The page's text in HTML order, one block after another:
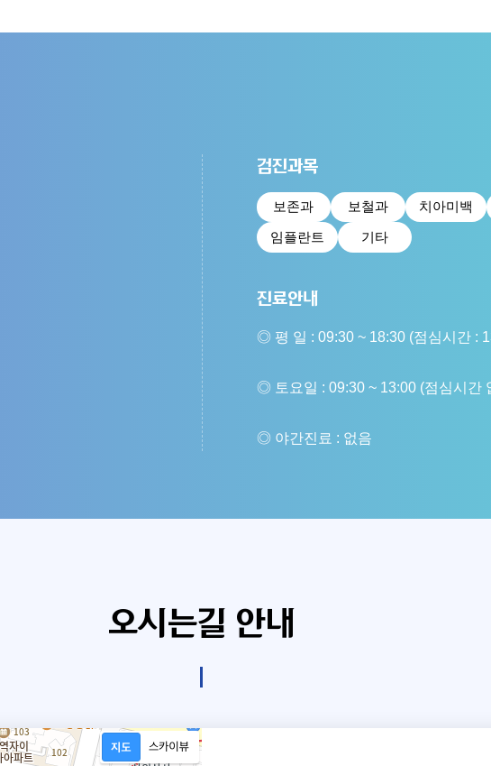
검진과목
보존과 보철과 치아미백
임플란트
기타
진료안내
◎ 평 일 : 09:30 ~ 18:30 (점심시간 :
◎ 토요일 : 09:30 ~ 13:00 (점심시간
◎ 야간진료 : 없음
오시는길 안내